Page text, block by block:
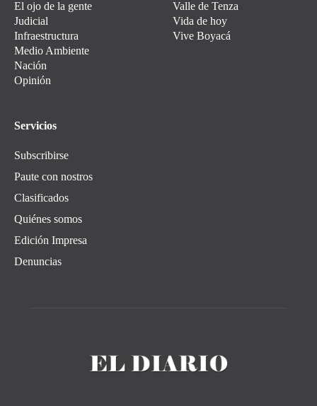
El ojo de la gente
Judicial
Infraestructura
Medio Ambiente
Nación
Opinión
Valle de Tenza
Vida de hoy
Vive Boyacá
Servicios
Subscribirse
Paute con nostros
Clasificados
Quiénes somos
Edición Impresa
Denuncias